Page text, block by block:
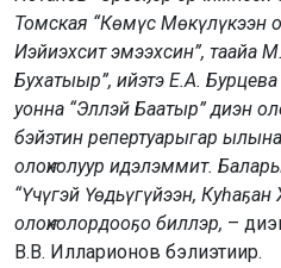
Томская “Көмүс Мөкүлүкээн
Иэйиэхсит эмээхсин”, таайа
Бухатыыр”, ийэтэ Е.А.
уонна “Эллэй Баатыр” диэн
бэйэтин репертуарыгар
олоҥхолуур идэлэммит.
“Үчүгэй Үөдьүгүйээн, Куһаҕан
олоҥхолордооҕо биллэр, –
В.В. Илларионов бэлиэтиир.